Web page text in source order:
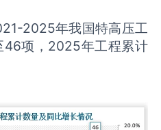
2025年我国特高压工
项，2025年工程累计